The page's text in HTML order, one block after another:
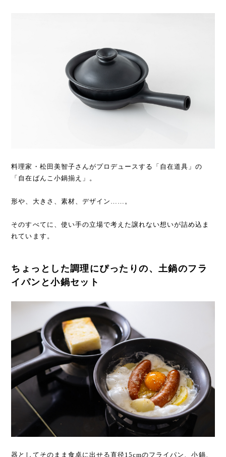
料理家・松田美智子さんがプロデュースする「自在道具」の
「自在ばんこ小鍋揃え」。
形や、大きさ、素材、デザイン……。
そのすべてに、使い手の立場で考えた譲れない想いが詰め込ま
れています。
ちょっとした調理にぴったりの、土鍋のフラ
イパンと小鍋セット
器としてそのまま食卓に出せる直径15cmのフライパン、小鍋、